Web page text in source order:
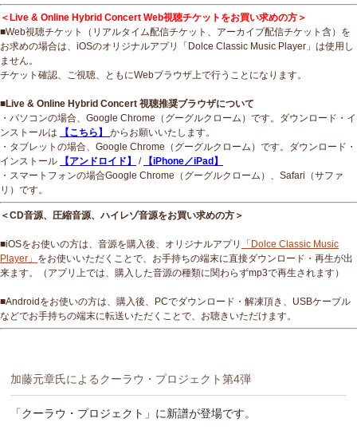
＜Live & Online Hybrid Concert Web視聴チケットをお買い求めの方＞
■Web視聴チケット（リアルタイム配信チケット、アーカイブ配信チケット含）を
お求めの場合は、iOSのオリジナルアプリ「Dolce Classic Music Player」は使用し
ません。
チケット確認、ご視聴、ともにWebブラウザ上で行うことになります。
■Live & Online Hybrid Concert 視聴推奨ブラウザについて
・パソコンの場合、Google Chrome（グーグルクローム）です。ダウンロード・イ
ンストールは
【こちら】
からお願いいたします。
・タブレットの場合、Google Chrome（グーグルクローム）です。ダウンロード・
インストール
【アンドロイド】 /
【iPhone／iPad】
・スマートフォンの場合Google Chrome（グーグルクローム）、Safari（サファ
リ）です。
＜CD音源、圧縮音源、ハイレゾ音源をお買い求めの方＞
■iOSをお使いの方は、音源を購入後、オリジナルアプリ
「Dolce Classic Music
Player」 をお使いいただくことで、お手持ちの端末に直接ダウンロード・再生が出
来ます。（アプリ上では、購入した音源の種類に関わらずmp3で再生されます）
■Androidをお使いの方は、購入後、PCでダウンロード・解凍頂き、USBケーブル
などでお手持ちの端末に転送いただくことで、お聴きいただけます。
加藤元章氏によるクーラウ・プロジェクト第4弾
「クーラウ・プロジェクト」に新譜が登場です。